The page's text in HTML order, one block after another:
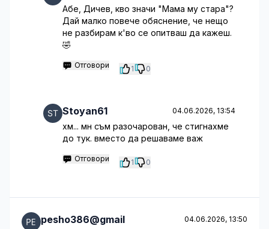
Абе, Дичев, кво значи "Мама му стара"?
Дай малко повече обяснение, че нещо
не разбирам к'во се опитваш да кажеш.
🤣
Отговори 1 0
Stoyan61 04.06.2026, 13:54
хм... мн съм разочарован, че стигнахме
до тук. вместо да решаваме важ
Отговори 1 0
pesho386@gmail 04.06.2026, 13:50